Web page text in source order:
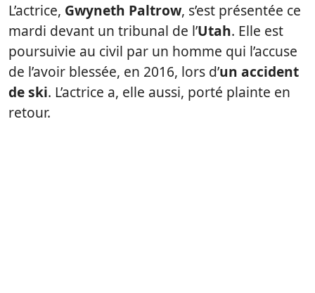
L’actrice, Gwyneth Paltrow, s’est présentée ce
mardi devant un tribunal de l’Utah. Elle est
poursuivie au civil par un homme qui l’accuse
de l’avoir blessée, en 2016, lors d’un accident
de ski. L’actrice a, elle aussi, porté plainte en
retour.